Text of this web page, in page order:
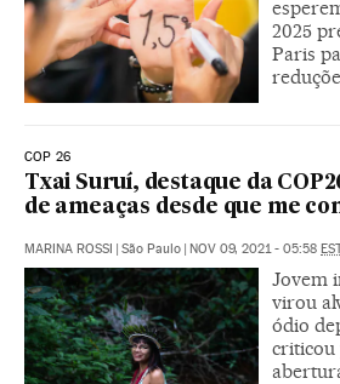
2025
Paris
COP 26
Txai Suruí, destaque da
de ameaças desde que me
MARINA ROSSI | São Paulo | NOV 09, 2021 - 05:58
Jovem
virou
ódio
criticou